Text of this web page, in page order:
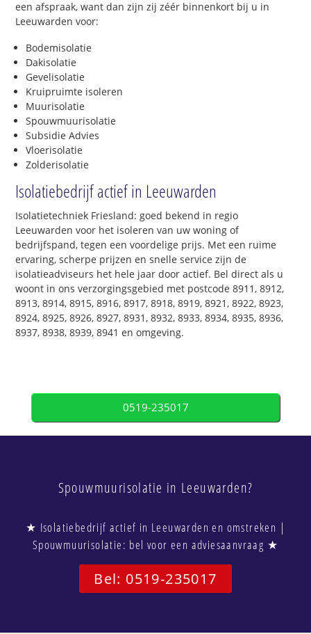
een afspraak, want dan zijn zij zéér binnenkort bij u in
Leeuwarden voor:
Bodemisolatie
Dakisolatie
Gevelisolatie
Kruipruimte isoleren
Muurisolatie
Spouwmuurisolatie
Subsidie Advies
Vloerisolatie
Zolderisolatie
Isolatiebedrijf actief in Leeuwarden
Isolatietechniek Friesland: goed bekend in regio
Leeuwarden voor het isoleren van uw woning of
bedrijfspand, tegen een voordelige prijs. Met een ruime
ervaring, scherpe prijzen en snelle service zijn de
isolatieadviseurs het hele jaar door actief. Bel direct als u
woont in ons verzorgingsgebied met postcode 8911, 8912,
8913, 8914, 8915, 8916, 8917, 8918, 8919, 8921, 8922, 8923,
8924, 8925, 8926, 8927, 8931, 8932, 8933, 8934, 8935, 8936,
8937, 8938, 8939, 8941 en omgeving.
0519-235017
Spouwmuurisolatie in Leeuwarden?
★ Isolatiebedrijf actief in Leeuwarden en omstreken |
Spouwmuurisolatie: bel voor een adviesaanvraag ★
Bel: 0519-235017